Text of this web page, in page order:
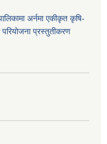
अर्नमा एकीकृत कृषि-
परियोजना प्रस्तुतीकरण